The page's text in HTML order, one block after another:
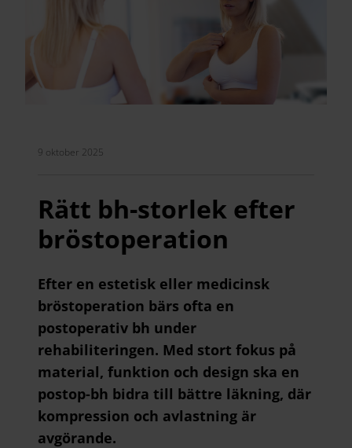
9 oktober 2025
Rätt bh-storlek efter
bröstoperation
Efter en estetisk eller medicinsk
bröstoperation bärs ofta en
postoperativ bh under
rehabiliteringen. Med stort fokus på
material, funktion och design ska en
postop-bh bidra till bättre läkning, där
kompression och avlastning är
avgörande.